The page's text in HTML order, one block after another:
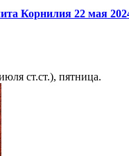
Корнилия 22 мая
ст.ст.), пятница.